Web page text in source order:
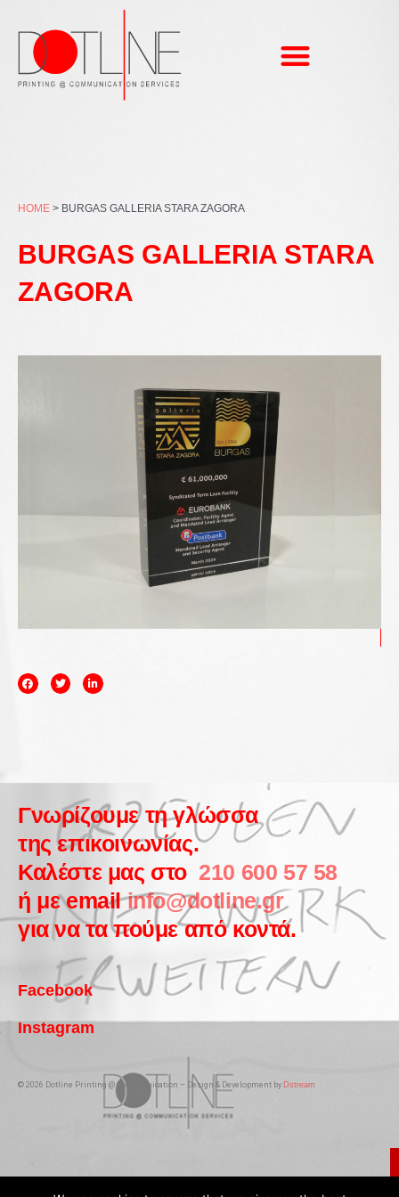
στο
περιεχόμενο
HOME > BURGAS GALLERIA STARA ZAGORA
BURGAS GALLERIA STARA
ZAGORA
Γνωρίζουμε τη γλώσσα
της επικοινωνίας.
Καλέστε μας στο 210 600 57 58
ή με emailinfo@dotline.gr
για να τα πούμε από κοντά.
Facebook
Instagram
© 2026 Dotline Printing @ Communication – Design & Development by Dstream